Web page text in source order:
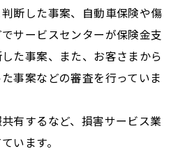
断した事案、自動車保険や傷
サービスセンターが保険金支
た事案、また、お客さまから
事案などの審査を行っていま
有するなど、損害サービス業
います。